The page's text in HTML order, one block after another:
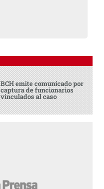
BCH emite comunicado por
captura de funcionarios
vinculados al caso